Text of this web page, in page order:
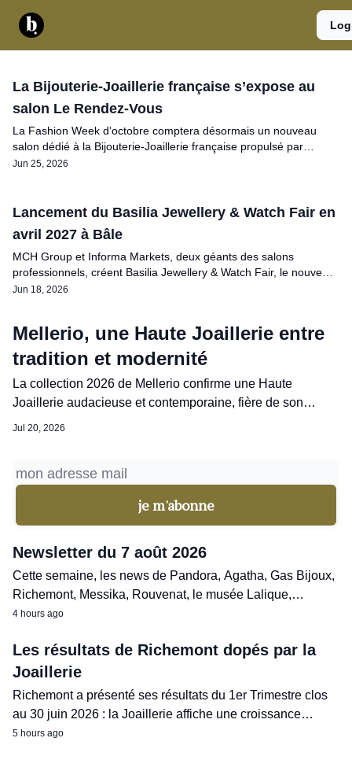
La Bijouterie-Joaillerie française s’expose au
salon Le Rendez-Vous
La Fashion Week d’octobre comptera désormais un nouveau
salon dédié à la Bijouterie-Joaillerie française propulsé par
Francéclat, Le Rendez-Vous
Jun 25, 2026
Lancement du Basilia Jewellery & Watch Fair en
avril 2027 à Bâle
MCH Group et Informa Markets, deux géants des salons
professionnels, créent Basilia Jewellery & Watch Fair, le nouveau
salon international de la joaillerie, des gemmes et de l’horlogerie.
Jun 18, 2026
Mellerio, une Haute Joaillerie entre
tradition et modernité
La collection 2026 de Mellerio confirme une Haute
Joaillerie audacieuse et contemporaine, fière de son
héritage et ancrée dans son siècle.
Jul 20, 2026
Newsletter du 7 août 2026
Cette semaine, les news de Pandora, Agatha, Gas Bijoux,
Richemont, Messika, Rouvenat, le musée Lalique,
Mavelia, Ice Watch, Col&MacArthur.
4 hours ago
Les résultats de Richemont dopés par la
Joaillerie
Richemont a présenté ses résultats du 1er Trimestre clos
au 30 juin 2026 : la Joaillerie affiche une croissance
exceptionnelle, suivie de près par l'Horlogerie.
5 hours ago